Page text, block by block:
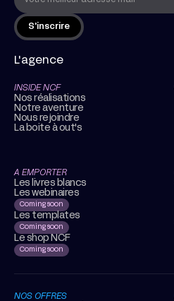
L'agence
INSIDE NCF
Nos réalisations
Notre aventure
Nous rejoindre
La boite à out's
A EMPORTER
Les livres blancs
Les webinaires
Coming soon
Les templates
Coming soon
Le shop NCF
Coming soon
NOS OFFRES